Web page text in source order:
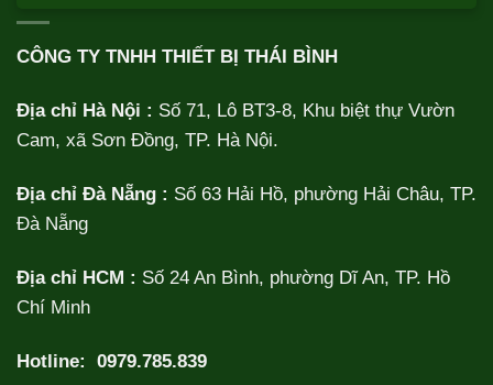
CÔNG TY TNHH THIẾT BỊ THÁI BÌNH
Địa chỉ Hà Nội : Số 71, Lô BT3-8, Khu biệt thự Vườn
Cam, xã Sơn Đồng, TP. Hà Nội.
Địa chỉ Đà Nẵng : Số 63 Hải Hồ, phường Hải Châu, TP.
Đà Nẵng
Địa chỉ HCM : Số 24 An Bình, phường Dĩ An, TP. Hồ
Chí Minh
Hotline: 0979.785.839